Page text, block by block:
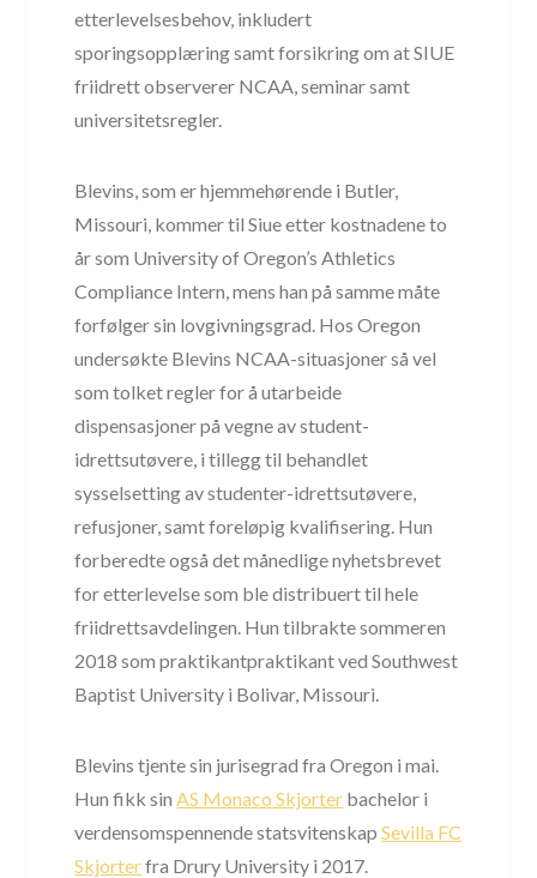
etterlevelsesbehov, inkludert
sporingsopplæring samt forsikring om at SIUE
friidrett observerer NCAA, seminar samt
universitetsregler.
Blevins, som er hjemmehørende i Butler,
Missouri, kommer til Siue etter kostnadene to
år som University of Oregon’s Athletics
Compliance Intern, mens han på samme måte
forfølger sin lovgivningsgrad. Hos Oregon
undersøkte Blevins NCAA-situasjoner så vel
som tolket regler for å utarbeide
dispensasjoner på vegne av student-
idrettsutøvere, i tillegg til behandlet
sysselsetting av studenter-idrettsutøvere,
refusjoner, samt foreløpig kvalifisering. Hun
forberedte også det månedlige nyhetsbrevet
for etterlevelse som ble distribuert til hele
friidrettsavdelingen. Hun tilbrakte sommeren
2018 som praktikantpraktikant ved Southwest
Baptist University i Bolivar, Missouri.
Blevins tjente sin jurisegrad fra Oregon i mai.
Hun fikk sinAS Monaco Skjorter bachelor i
verdensomspennende statsvitenskapSevilla FC
Skjorterfra Drury University i 2017.